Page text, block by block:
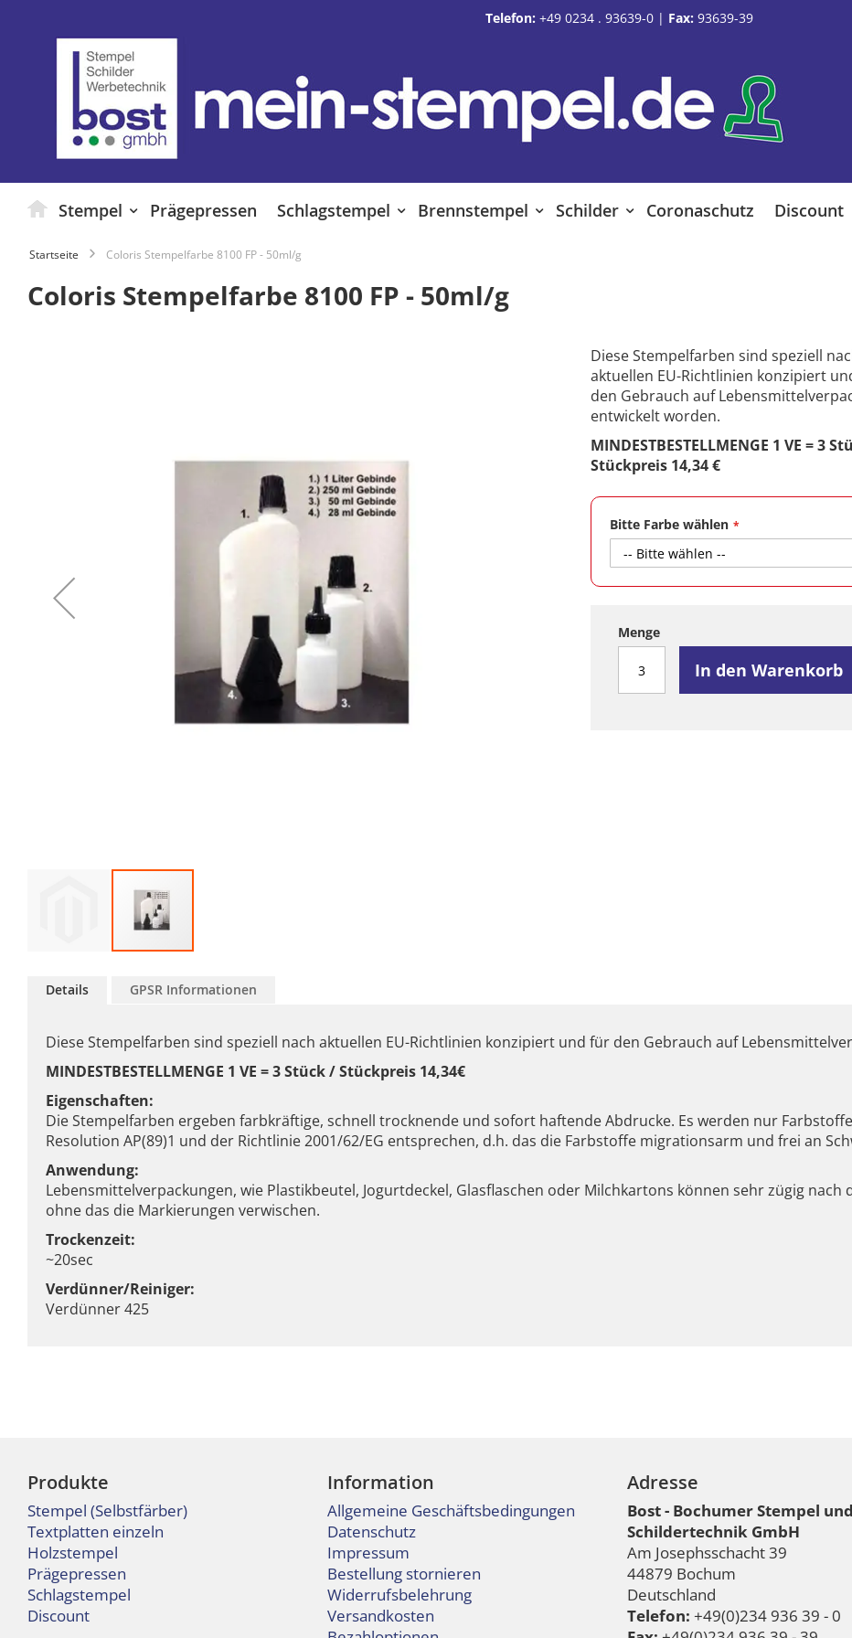
Telefon: +49 0234 . 93639-0| Fax: 93639-39
Stempel Prägepressen Schlagstempel Brennstempel Schilder Coronaschutz Discount
Startseite Coloris Stempelfarbe 8100 FP - 50ml/g
Coloris Stempelfarbe 8100 FP - 50ml/g
der
springen
Diese Stempelfarben sind speziell
aktuellen EU-Richtlinien konzipiert
den Gebrauch auf
entwickelt worden.
MINDESTBESTELLMENGE 1 VE = 3
Stückpreis 14,34 €
Bitte Farbe wählen
Menge
In den Warenkorb
Details
Diese Stempelfarben sind speziell nach aktuellen EU-Richtlinien konzipiert und für den Gebrauch auf
MINDESTBESTELLMENGE 1 VE = 3 Stück / Stückpreis 14,34€
Eigenschaften:
Die Stempelfarben ergeben farbkräftige, schnell trocknende und sofort haftende Abdrucke. Es werden nur
Resolution AP(89)1 und der Richtlinie 2001/62/EG entsprechen, d.h. das die Farbstoffe migrationsarm und frei an
Anwendung:
Lebensmittelverpackungen, wie Plastikbeutel, Jogurtdeckel, Glasflaschen oder Milchkartons können sehr zügig
ohne das die Markierungen verwischen.
Trockenzeit:
~20sec
Verdünner/Reiniger:
Verdünner 425
GPSR Informationen
Produkte
Stempel (Selbstfärber)
Textplatten einzeln
Holzstempel
Prägepressen
Schlagstempel
Discount
Information
Allgemeine Geschäftsbedingungen
Datenschutz
Impressum
Bestellung stornieren
Widerrufsbelehrung
Versandkosten
Adresse
Bost - Bochumer Stempel und
Schildertechnik GmbH
Am Josephsschacht 39
44879 Bochum
Deutschland
Telefon: +49(0)234 936 39 - 0